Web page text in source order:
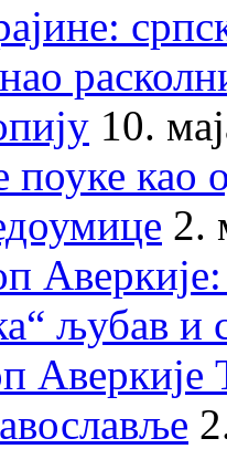
10.
поуке као
2.
љубав и